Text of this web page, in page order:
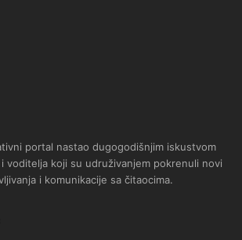
portal nastao dugogodišnjim iskustvom
voditelja koji su udruživanjem pokrenuli novi
i komunikacije sa čitaocima.